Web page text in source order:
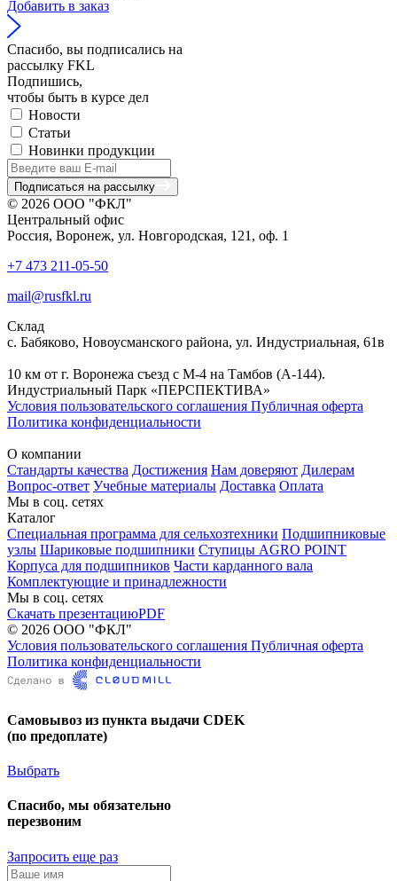
Добавить в заказ
Спасибо, вы подписались на
рассылку FKL
Подпишись,
чтобы быть в курсе дел
Новости
Статьи
Новинки продукции
Подписаться на рассылку
© 2026 ООО "ФКЛ"
Центральный офис
Россия, Воронеж, ул. Новгородская, 121, оф. 1
+7 473 211-05-50
mail@rusfkl.ru
Склад
с. Бабяково, Новоусманского района, ул. Индустриальная, 61в
10 км от г. Воронежа съезд с М-4 на Тамбов (А-144).
Индустриальный Парк «ПЕРСПЕКТИВА»
Условия пользовательского соглашения Публичная оферта
Политика конфиденциальности
О компании
Стандарты качества Достижения Нам доверяют Дилерам
Вопрос-ответ Учебные материалы Доставка Оплата
Мы в соц. сетях
Каталог
Специальная программа для сельхозтехники Подшипниковые
узлы Шариковые подшипники Ступицы AGRO POINT
Корпуса для подшипников Части карданного вала
Комплектующие и принадлежности
Мы в соц. сетях
Скачать презентациюPDF
© 2026 ООО "ФКЛ"
Условия пользовательского соглашения Публичная оферта
Политика конфиденциальности
Самовывоз из пункта выдачи CDEK
(по предоплате)
Выбрать
Спасибо, мы обязательно
перезвоним
Запросить еще раз